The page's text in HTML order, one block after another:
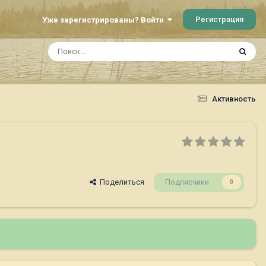
Уже зарегистрированы? Войти Регистрация
Активность
Поделиться Подписчики 0